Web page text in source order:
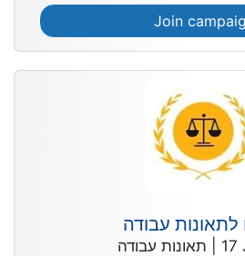
Join
לתאונות עבודה
תאונות עבודה 17